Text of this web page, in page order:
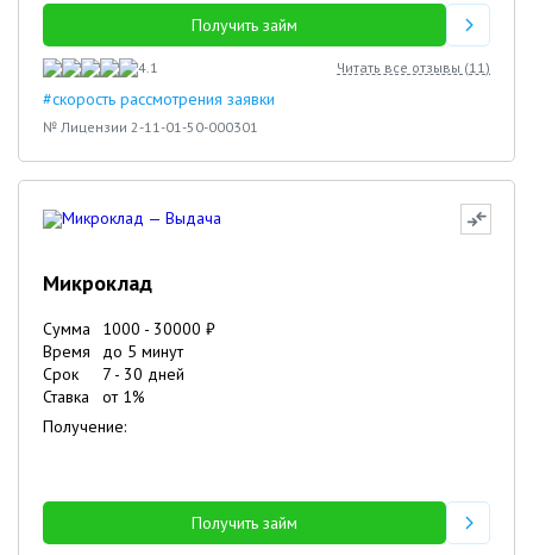
Получить займ
4.1 Читать все отзывы (11)
#скорость рассмотрения заявки
№ Лицензии 2-11-01-50-000301
Микроклад
Сумма 1000 - 30000 ₽
Время
до 5 минут
Срок
7 - 30 дней
Ставка
от 1%
Получение:
Получить займ